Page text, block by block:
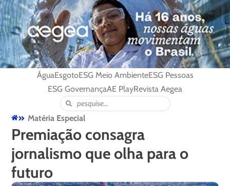
ÁguaEsgotoESG Meio AmbienteESG Pessoas
ESG GovernançaAE PlayRevista Aegea
Matéria Especial
Premiação consagra
jornalismo que olha para o
futuro